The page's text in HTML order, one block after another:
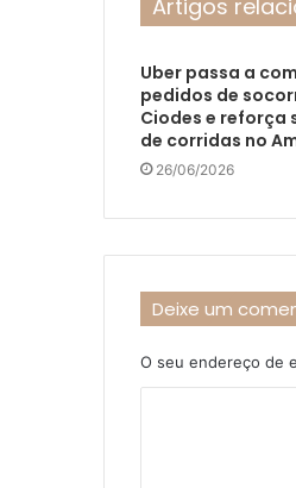
Artigos
Uber passa a
pedidos de
Ciodes e reforça
de corridas no
26/06/2026
Deixe um
O seu endereço de